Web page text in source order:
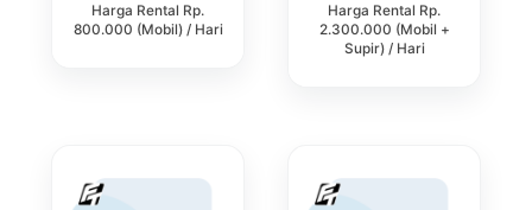
Harga Rental Rp.
800.000 (Mobil) / Hari
Harga Rental Rp.
2.300.000 (Mobil +
Supir) / Hari